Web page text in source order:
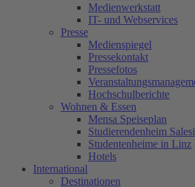
Medienwerkstatt
IT- und Webservices
Presse
Medienspiegel
Pressekontakt
Pressefotos
Hochschulberichte
Wohnen & Essen
Mensa Speiseplan
Studierendenheim
Studentenheime in Linz
Hotels
International
Destinationen